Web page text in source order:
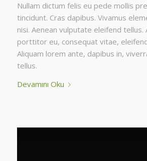
Nullam dictum felis eu pede mollis
tincidunt. Cras dapibus. Vivamus
nisi. Aenean vulputate eleifend tellus.
porttitor eu, consequat vitae,
Aliquam lorem ante, dapibus in,
tellus.
Devamını Oku